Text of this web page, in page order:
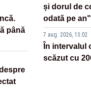
până
și dorul de
odată pe an"
7 aug. 2026, 13:02
În intervalul
scăzut cu